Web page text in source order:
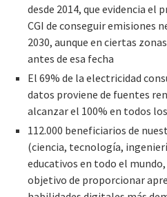
desde 2014, que evidencia el
CGI de conseguir emisiones
2030, aunque en ciertas
antes de esa fecha
El 69% de la electricidad
datos proviene de fuentes
alcanzar el 100% en todos
112.000 beneficiarios de
(ciencia, tecnología,
educativos en todo el
objetivo de proporcionar